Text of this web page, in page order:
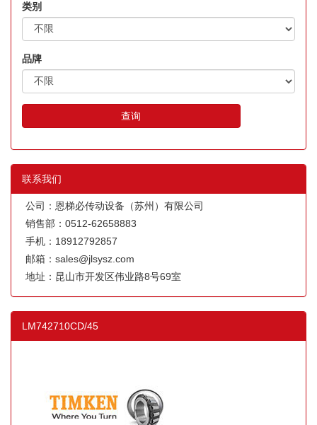
类别
品牌
查询
联系我们
公司：恩梯必传动设备（苏州）有限公司
销售部：0512-62658883
手机：18912792857
邮箱：sales@jlsysz.com
地址：昆山市开发区伟业路8号69室
LM742710CD/45